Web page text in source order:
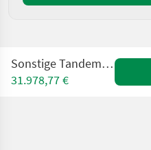
Sonstige Tandemanhänger T683
31.978,77 €